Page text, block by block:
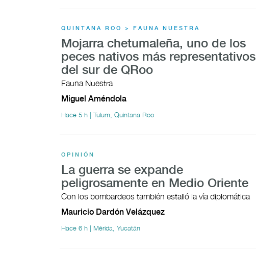
QUINTANA ROO > FAUNA NUESTRA
Mojarra chetumaleña, uno de los
peces nativos más representativos
del sur de QRoo
Fauna Nuestra
Miguel Améndola
Hace 5 h | Tulum, Quintana Roo
OPINIÓN
La guerra se expande
peligrosamente en Medio Oriente
Con los bombardeos también estalló la vía diplomática
Mauricio Dardón Velázquez
Hace 6 h | Mérida, Yucatán